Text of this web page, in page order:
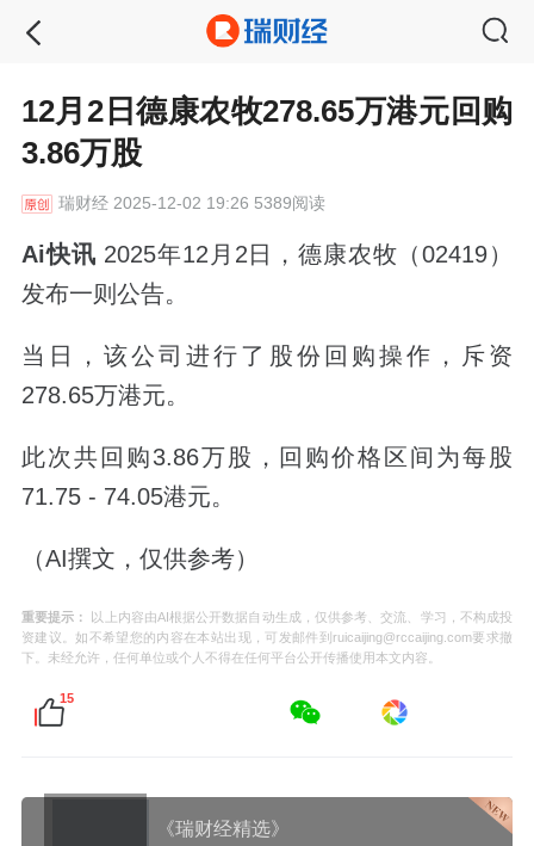
12月2日德康农牧278.65万港元回购
3.86万股
瑞财经2025-12-02 19:26 5389阅读
Ai快讯 2025年12月2日，德康农牧（02419）
发布一则公告。
当日，该公司进行了股份回购操作，斥资
278.65万港元。
此次共回购3.86万股，回购价格区间为每股
71.75 - 74.05港元。
（AI撰文，仅供参考）
重要提示：
以上内容由AI根据公开数据自动生成，仅供参考、交流、学习，不构成投
资建议。如不希望您的内容在本站出现，可发邮件到ruicaijing@rccaijing.com要求撤
下。未经允许，任何单位或个人不得在任何平台公开传播使用本文内容。
15
《瑞财经精选》